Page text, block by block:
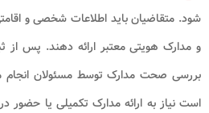
شود. متقاضیان باید اطلاعات شخصی و
و مدارک هویتی معتبر ارائه دهند. پس از
بررسی صحت مدارک توسط مسئولان انجام
است نیاز به ارائه مدارک تکمیلی یا حضور